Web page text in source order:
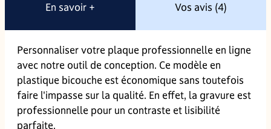
En savoir + Vos avis (4)
Personnaliser votre plaque professionnelle en ligne
avec notre outil de conception. Ce modèle en
plastique bicouche est économique sans toutefois
faire l'impasse sur la qualité. En effet, la gravure est
professionnelle pour un contraste et lisibilité
parfaite.